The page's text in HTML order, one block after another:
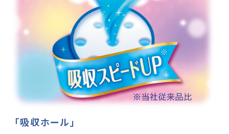
「吸収ホール」